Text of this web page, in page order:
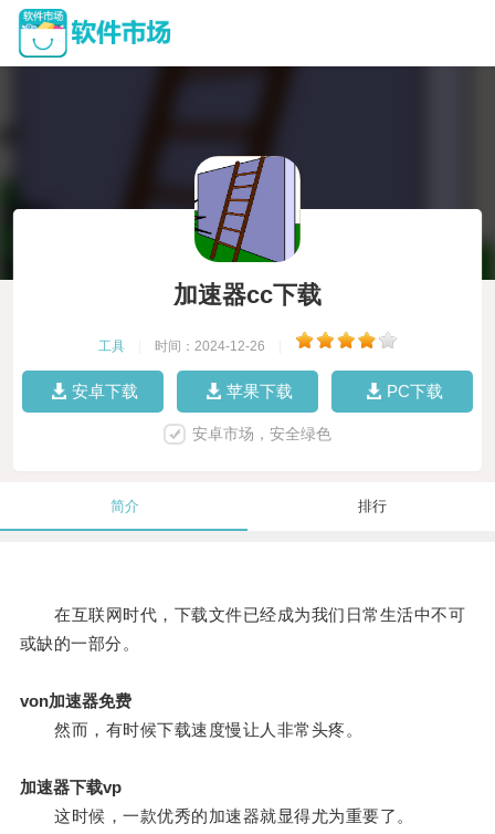
加速器cc下载
工具 时间：2024-12-26
安卓下载 苹果下载 PC下载
安卓市场，安全绿色
简介 排行
在互联网时代，下载文件已经成为我们日常生活中不可
或缺的一部分。
von加速器免费
然而，有时候下载速度慢让人非常头疼。
加速器下载vp
这时候，一款优秀的加速器就显得尤为重要了。